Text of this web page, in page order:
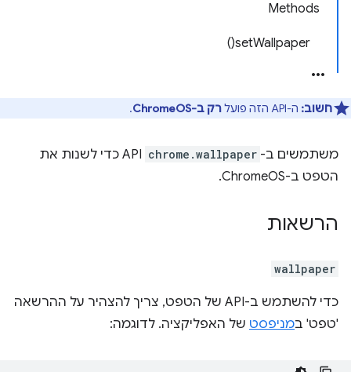
Methods
setWallpaper()
חשוב: ה-API הזה פועל רק ב-ChromeOS .
משתמשים ב- chrome.wallpaper
API כדי לשנות את
הטפט ב-ChromeOS.
הרשאות
wallpaper
כדי להשתמש ב-API של הטפט, צריך להצהיר על ההרשאה
'טפט' במניפסט של האפליקציה. לדוגמה: